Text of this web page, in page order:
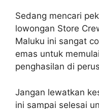
Sedang mencari
lowongan Store
Maluku ini sangat
emas untuk
penghasilan di
Jangan lewatkan
ini sampai selesai